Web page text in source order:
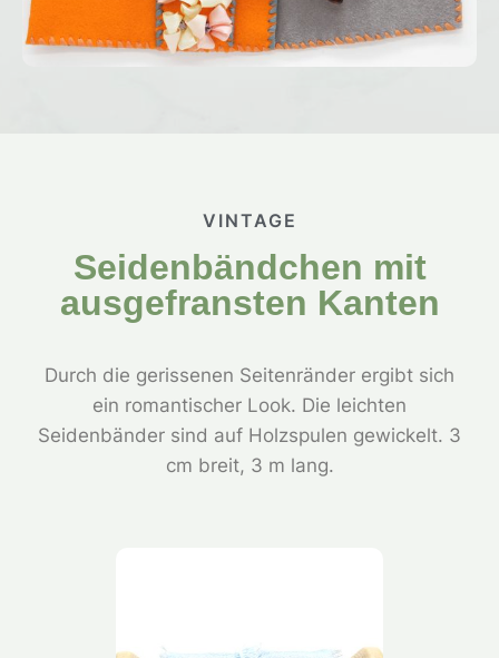
VINTAGE
Seidenbändchen mit
ausgefransten Kanten
Durch die gerissenen Seitenränder ergibt sich
ein romantischer Look. Die leichten
Seidenbänder sind auf Holzspulen gewickelt. 3
cm breit, 3 m lang.